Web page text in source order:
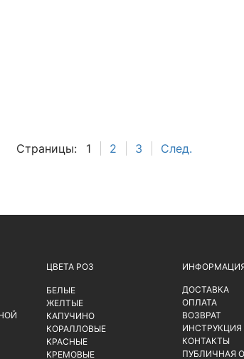
Страницы: 1 2 3 След.
ЦВЕТА РОЗ
БЕЛЫЕ
ЖЕЛТЫЕ
КАПУЧИНО
КОРАЛЛОВЫЕ
КРАСНЫЕ
КРЕМОВЫЕ
ДОСТАВКА
ОПЛАТА
ВОЗВРАТ
КОНТАКТЫ
ПУБЛИЧНАЯ